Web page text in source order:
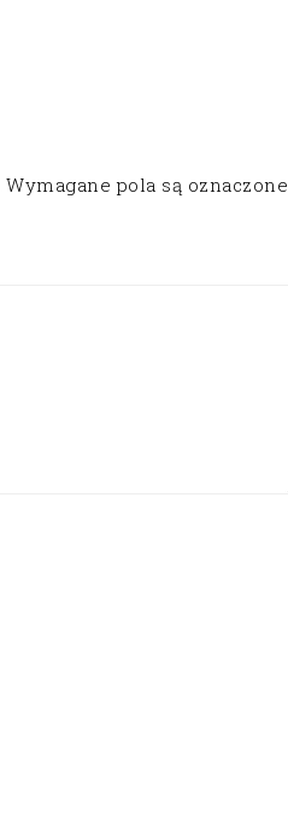
Wymagane pola są oznaczone